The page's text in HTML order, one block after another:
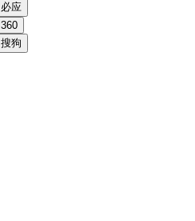
必应
360
搜狗